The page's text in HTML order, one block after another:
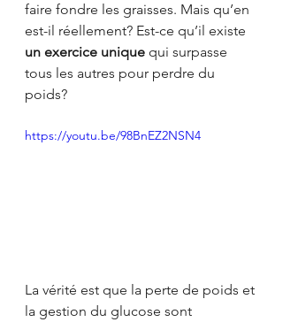
faire fondre les graisses. Mais qu’en
est-il réellement? Est-ce qu’il existe
un exercice unique qui surpasse
tous les autres pour perdre du
poids?
https://youtu.be/98BnEZ2NSN4
La vérité est que la perte de poids et
la gestion du glucose sont